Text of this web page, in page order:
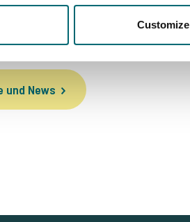
Customize
und News